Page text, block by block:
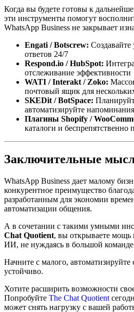
Когда вы будете готовы к
эти инструменты помогут
WhatsApp Business не закрывает
Engati / Botscrew:
ответов 24/7
Respond.io / HubSpot:
отслеживание эффективности
WATI / Interakt / Zoko:
почтовый ящик для
SKEDit / BotSpace:
автоматизируйте напоминания
Плагины Shopify /
каталоги и
Заключительные
WhatsApp Business дает малому
конкурентное преимущество
разработанным для экономии
автоматизации общения.
А в сочетании с такими умными
Chat Quotient, вы открываете мощь
ИИ, не нуждаясь в большой
Начните с малого, автоматизируйте
устойчиво.
Хотите расширить возможности
Попробуйте The Chat Quotient
может снять нагрузку с вашей